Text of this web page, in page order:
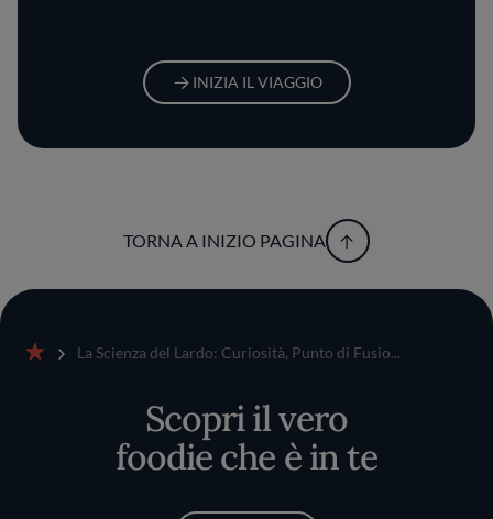
INIZIA IL VIAGGIO
TORNA A INIZIO PAGINA
La Scienza del Lardo: Curiosità, Punto di Fusio...
Scopri il vero
foodie che è in te